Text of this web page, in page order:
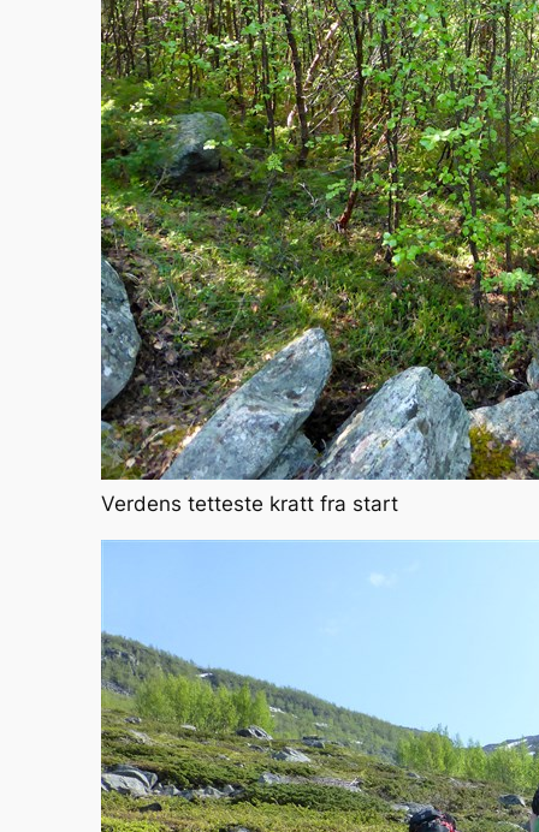
Verdens tetteste kratt fra start